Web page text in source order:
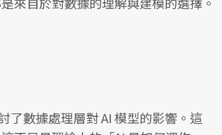
了數據處理層對 AI 模型的影響。這